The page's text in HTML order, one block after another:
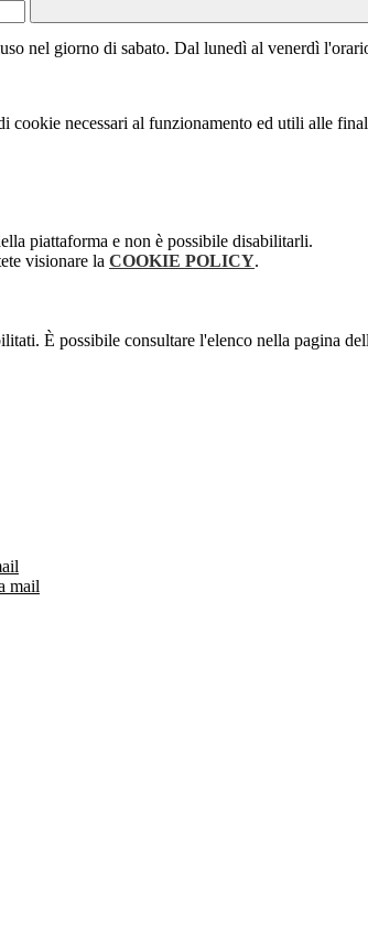
nel giorno di sabato. Dal lunedì al venerdì
necessari al funzionamento ed utili alle
piattaforma e non è possibile disabilitarli.
visionare la COOKIE POLICY.
È possibile consultare l'elenco nella pagina
mail